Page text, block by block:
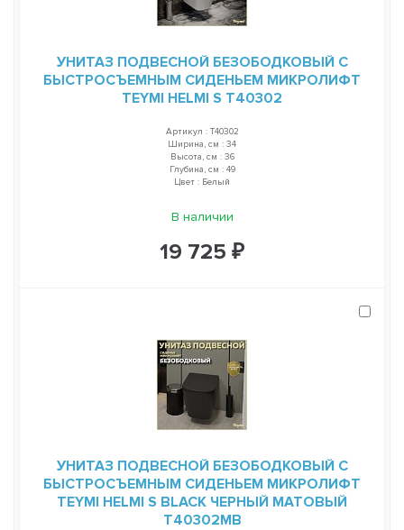
УНИТАЗ ПОДВЕСНОЙ БЕЗОБОДКОВЫЙ С
БЫСТРОСЪЕМНЫМ СИДЕНЬЕМ МИКРОЛИФТ
TEYMI HELMI S T40302
Артикул : T40302
Ширина, см : 34
Высота, см : 36
Глубина, см : 49
Цвет : Белый
В наличии
19 725 ₽
УНИТАЗ ПОДВЕСНОЙ БЕЗОБОДКОВЫЙ С
БЫСТРОСЪЕМНЫМ СИДЕНЬЕМ МИКРОЛИФТ
TEYMI HELMI S BLACK ЧЕРНЫЙ МАТОВЫЙ
T40302MB